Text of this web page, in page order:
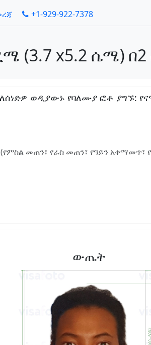
+1-929-922-7378
(3.7 x5.2 ሴሜ)
ወዲያውኑ የባለሙያ ፎቶ ያግኙ:
መጠን፣ የራስ መጠን፣ የዓይን አቀማመጥ፣
ውጤት